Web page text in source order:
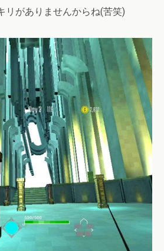
リがありませんからね(苦笑)